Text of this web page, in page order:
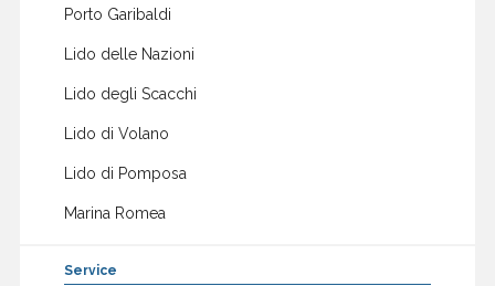
Porto Garibaldi
Lido delle Nazioni
Lido degli Scacchi
Lido di Volano
Lido di Pomposa
Marina Romea
Service